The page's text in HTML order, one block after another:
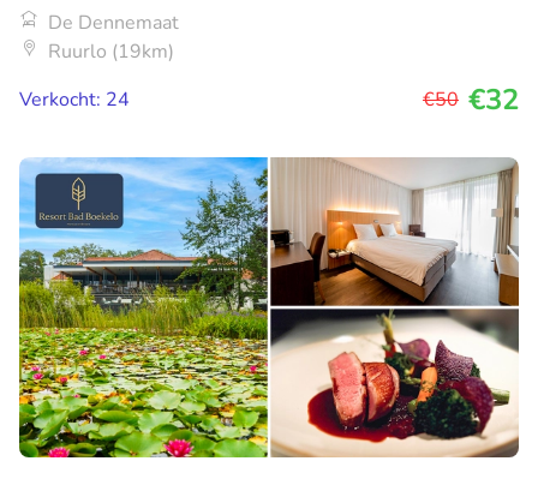
De Dennemaat
Ruurlo (19km)
Verkocht: 24
€50 €32